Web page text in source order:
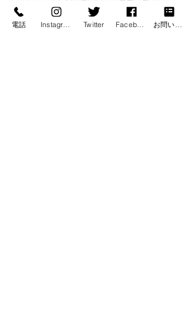
「福井ほたるの里コース」の他、海も近く自然
豊かです。また、同じ敷地内には、ほたるや角
電話 Twitter